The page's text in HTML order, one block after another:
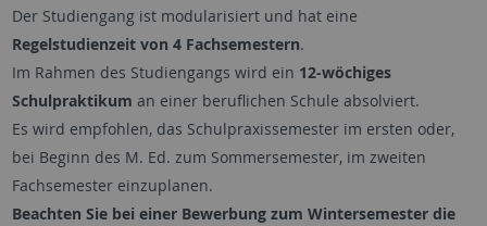
Der Studiengang ist modularisiert und hat eine
Regelstudienzeit von 4 Fachsemestern.
Im Rahmen des Studiengangs wird ein 12-wöchiges
Schulpraktikum an einer beruflichen Schule absolviert.
Es wird empfohlen, das Schulpraxissemester im ersten oder,
bei Beginn des M. Ed. zum Sommersemester, im zweiten
Fachsemester einzuplanen.
Beachten Sie bei einer Bewerbung zum Wintersemester die